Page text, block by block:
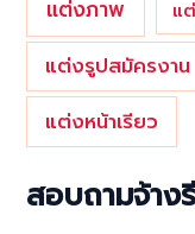
แต่งภาพ แ
แต่งรูปสมัครงาน
แต่งหน้าเรียว
สอบถามจ้า